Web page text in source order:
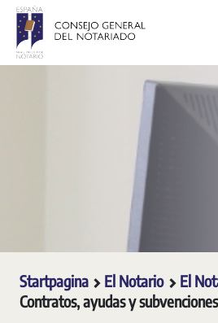
Overslaan en naar hoofdinhoud gaan
Startpagina El Notario
El
Contratos, ayudas y subvenciones